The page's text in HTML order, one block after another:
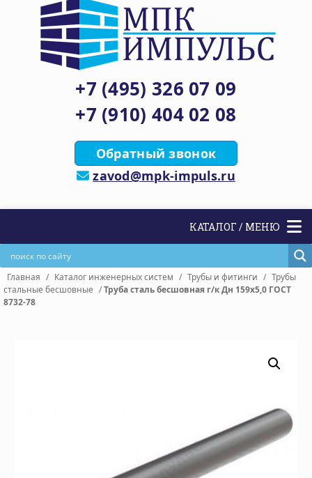
КАТАЛОГ / МЕНЮ
+7 (495) 326 07 09
+7 (910) 404 02 08
Обратный звонок
zavod@mpk-impuls.ru
Главная / Каталог инженерных систем / Трубы и фитинги / Трубы
стальные бесшовные /Труба сталь бесшовная г/к Дн 159х5,0 ГОСТ
8732-78